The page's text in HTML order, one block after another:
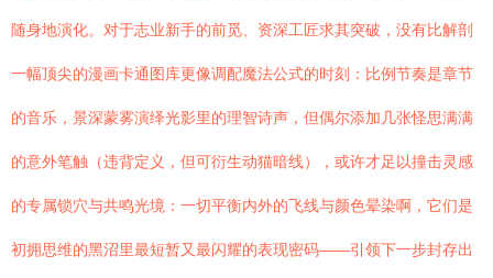
随身地演化。对于志业新手的前觅、资深工匠求其突破，没有比解剖
一幅顶尖的漫画卡通图库更像调配魔法公式的时刻：比例节奏是章节
的音乐，景深蒙雾演绎光影里的理智诗声，但偶尔添加几张怪思满满
的意外笔触（违背定义，但可衍生动猫暗线），或许才足以撞击灵感
的专属锁穴与共鸣光境：一切平衡内外的飞线与颜色晕染啊，它们是
初拥思维的黑沼里最短暂又最闪耀的表现密码——引领下一步封存出